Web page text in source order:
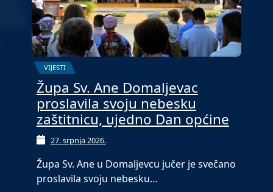
VIJESTI
Župa Sv. Ane Domaljevac
proslavila svoju nebesku
zaštitnicu, ujedno Dan općine
27. srpnja 2026.
Župa Sv. Ane u Domaljevcu jučer je svečano
proslavila svoju nebesku…